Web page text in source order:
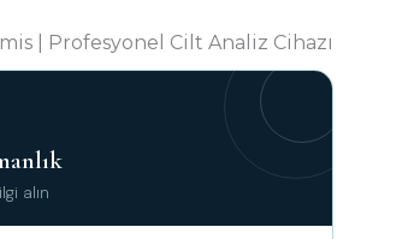
| Profesyonel Cilt Analiz Cihazı
alın